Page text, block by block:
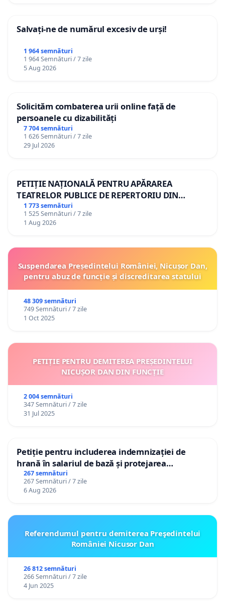
Salvați-ne de numărul excesiv de urși!
1 964 semnături
1 964 Semnături / 7 zile
5 Aug 2026
Solicităm combaterea urii online față de
persoanele cu dizabilități
7 704 semnături
1 626 Semnături / 7 zile
29 Jul 2026
PETIȚIE NAȚIONALĂ PENTRU APĂRAREA
TEATRELOR PUBLICE DE REPERTORIU DIN
ROMÂNIA
1 773 semnături
1 525 Semnături / 7 zile
1 Aug 2026
Suspendarea Președintelui României, Nicușor Dan,
pentru abuz de funcție și discreditarea statului
48 309 semnături
749 Semnături / 7 zile
1 Oct 2025
PETIȚIE PENTRU DEMITEREA PREȘEDINTELUI
NICUȘOR DAN DIN FUNCȚIE
2 004 semnături
347 Semnături / 7 zile
31 Jul 2025
Petiție pentru includerea indemnizației de
hrană în salariul de bază și protejarea
gradațiilor de vechime pentru asistenții
personali
267 semnături
267 Semnături / 7 zile
6 Aug 2026
Referendumul pentru demiterea Preşedintelui
României Nicusor Dan
26 812 semnături
266 Semnături / 7 zile
4 Jun 2025